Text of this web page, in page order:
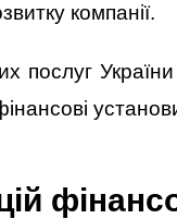
компанії.
послуг